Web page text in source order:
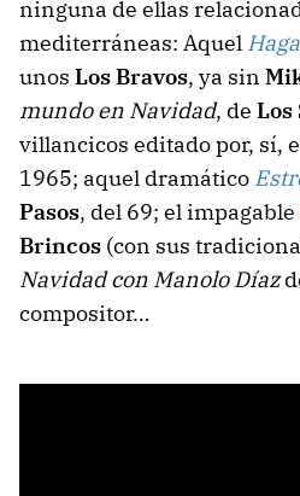
ninguna de ellas
mediterráneas: Aquel
unos Los Bravos, ya sin
mundo en Navidad, de Los
villancicos editado por, sí,
1965; aquel dramático
Pasos, del 69; el impagable
Brincos (con sus
Navidad con Manolo Díaz
compositor…